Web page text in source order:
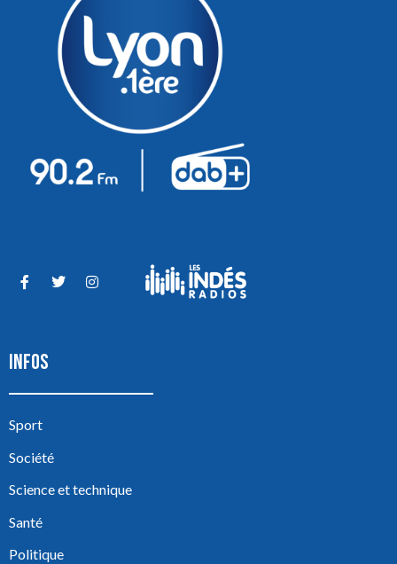
INFOS
Sport
Société
Science et technique
Santé
Politique